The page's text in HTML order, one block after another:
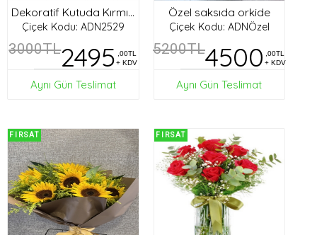
Dekoratif Kutuda Kırmızı Güller
Çiçek Kodu: ADN2529
3000TL2495
,00TL
+ KDV
Aynı Gün Teslimat
Özel saksıda orkide
Çiçek Kodu: ADNÖzel
5200TL4500
,00TL
+ KDV
Aynı Gün Teslimat
FIRSAT FIRSAT